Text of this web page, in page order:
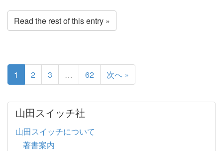
Read the rest of this entry »
1 2 3 … 62 次へ »
山田スイッチ社
山田スイッチについて
著書案内